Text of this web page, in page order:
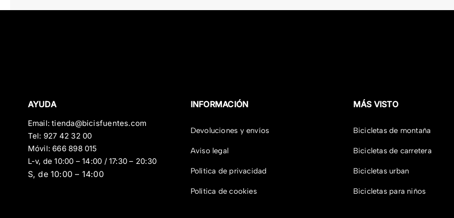
AYUDA
Email:tienda@bicisfuentes.com
Tel: 927 42 32 00
Móvil: 666 898 015
L-v, de 10:00 – 14:00 / 17:30 – 20:30
S, de 10:00 – 14:00
INFORMACIÓN
Devoluciones y envíos
Aviso legal
Política de privacidad
Política de cookies
MÁS VISTO
Bicicletas de montaña
Bicicletas de carretera
Bicicletas urban
Bicicletas para niños